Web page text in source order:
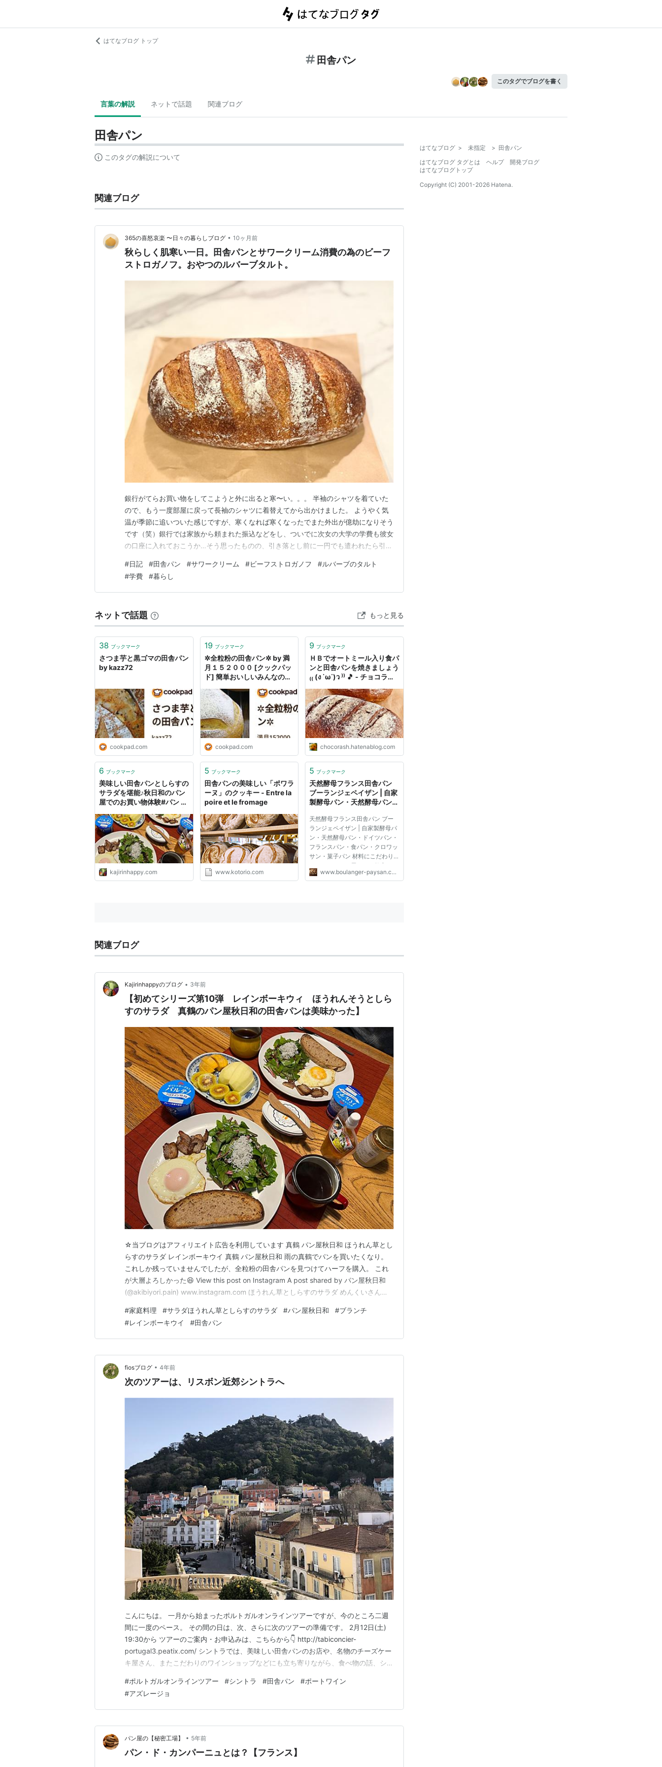
はてなブログ トップ
田舎パン
このタグでブログを書く
言葉の解説 ネットで話題 関連ブログ
田舎パン
このタグの解説について
関連ブログ
365の喜怒哀楽 〜日々の暮らしブログ • 10ヶ月前
秋らしく肌寒い一日。田舎パンとサワークリーム消費の為のビーフ
ストロガノフ。おやつのルバーブタルト。
銀行がてらお買い物をしてこようと外に出ると寒〜い。。。 半袖のシャツを着ていた
ので、もう一度部屋に戻って長袖のシャツに着替えてから出かけました。 ようやく気
温が季節に追いついた感じですが、寒くなれば寒くなったでまた外出が億劫になりそう
です（笑）銀行では家族から頼まれた振込などをし、ついでに次女の大学の学費も彼女
の口座に入れておこうか…そう思ったものの、引き落とし前に一円でも遣われたら引き
ょっとしたお仕事をした際に振り込み先に指定している口座と学費引き落とし口座が同
じなので、本人も紛らわしいようです。銀行の後はお買い物…
#日記 #田舎パン #サワークリーム #ビーフストロガノフ #ルバーブのタルト
#学費 #暮らし
ネットで話題 もっと見る
38 ブックマーク
さつま芋と黒ゴマの田舎パン
by kazz72
cookpad.com
19 ブックマーク
✲全粒粉の田舎パン✲ by 満
月１５２０００ [クックパッ
ド] 簡単おいしいみんなのレ
cookpad.com
9 ブックマーク
ＨＢでオートミール入り食パ
ンと田舎パンを焼きましょう
₍₍ (ง ˙ω˙)ว ⁾⁾ 🎵 - チョコラッ
chocorash.hatenablog.com
6 ブックマーク
美味しい田舎パンとしらすの
サラダを堪能♪秋日和のパン
屋でのお買い物体験#パン #
ログ
kajirinhappy.com
5 ブックマーク
田舎パンの美味しい「ポワラ
ーヌ」のクッキー - Entre la
poire et le fromage
www.kotorio.com
5 ブックマーク
天然酵母フランス田舎パン
ブーランジェペイザン | 自家
製酵母パン・天然酵母パン・
食パン・クロワッサン・菓子
パン・オーガニックパン・材
料にこだわりのおいしいパン
屋・パン教室・カフェ・通販
サイト
天然酵母フランス田舎パン ブー
ランジェペイザン | 自家製酵母パ
ン・天然酵母パン・ドイツパン・
フランスパン・食パン・クロワッ
サン・菓子パン 材料にこだわり
のおいしいパン屋・パン教室・カ
フェ・通販サイト
www.boulanger-paysan.com
関連ブログ
Kajirinhappyのブログ • 3年前
【初めてシリーズ第10弾 レインボーキウィ ほうれんそうとしら
すのサラダ 真鶴のパン屋秋日和の田舎パンは美味かった】
☆当ブログはアフィリエイト広告を利用しています 真鶴 パン屋秋日和 ほうれん草とし
らすのサラダ レインボーキウイ 真鶴 パン屋秋日和 雨の真鶴でパンを買いたくなり。
これしか残っていませんでしたが、全粒粉の田舎パンを見つけてハーフを購入。 これ
が大層よろしかった😆 View this post on Instagram A post shared by パン屋秋日和
(@akibiyori.pain) www.instagram.com ほうれん草としらすのサラダ めんくいさん
ラじゃないけど、サラダほうれん草としら…
#家庭料理 #サラダほうれん草としらすのサラダ #パン屋秋日和 #ブランチ
#レインボーキウイ #田舎パン
fiosブログ • 4年前
次のツアーは、リスボン近郊シントラへ
こんにちは。 一月から始まったポルトガルオンラインツアーですが、今のところ二週
間に一度のペース。 その間の日は、次、さらに次のツアーの準備です。 2月12日(土)
19:30から ツアーのご案内・お申込みは、こちらから👇 http://tabiconcier-
portugal3.peatix.com/ シントラでは、美味しい田舎パンのお店や、名物のチーズケー
キ屋さん、またこだわりのワインショップなどにも立ち寄りながら、食べ物の話、シン
ょう！ リスボンから車でたった30分で、完全に別世界。山と海の自然に恵まれた景勝
地で…
#ポルトガルオンラインツアー #シントラ #田舎パン #ポートワイン
#アズレージョ
パン屋の【秘密工場】 • 5年前
パン・ド・カンパーニュとは？【フランス】
はてなブログ > 未指定 > 田舎パン
はてなブログ タグとは
ヘルプ
開発ブログ
はてなブログトップ
Copyright (C) 2001-2026 Hatena.